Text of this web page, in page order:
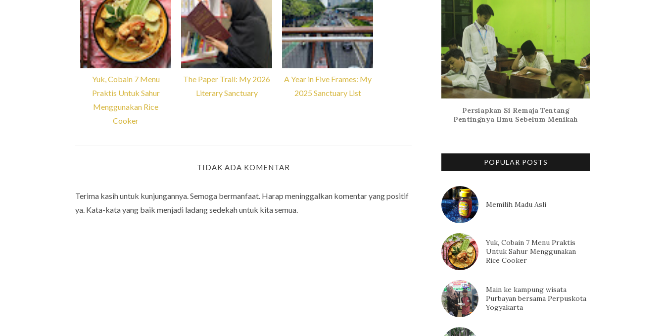
Yuk, Cobain 7 Menu
Praktis Untuk Sahur
Menggunakan Rice
Cooker
The Paper Trail: My 2026
Literary Sanctuary
A Year in Five Frames: My
2025 Sanctuary List
TIDAK ADA KOMENTAR
Terima kasih untuk kunjungannya. Semoga bermanfaat. Harap meninggalkan komentar yang positif
ya. Kata-kata yang baik menjadi ladang sedekah untuk kita semua.
Persiapkan Si Remaja Tentang
Pentingnya Ilmu Sebelum Menikah
POPULAR POSTS
Memilih Madu Asli
Yuk, Cobain 7 Menu Praktis
Untuk Sahur Menggunakan
Rice Cooker
Main ke kampung wisata
Purbayan bersama Perpuskota
Yogyakarta